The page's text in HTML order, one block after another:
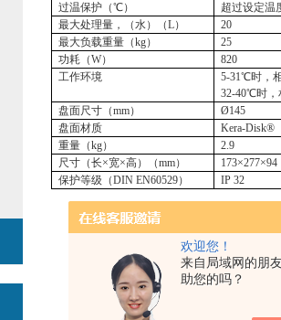
欢迎您！
来自局域网的朋
助您的吗？
过温保护（℃）
超过设定温
最大处理量，（水）（L）
20
最大负载重量（kg）
25
功耗（W）
820
工作环境
5-31℃时，
32-40℃时，
盘面尺寸（mm）
Ø145
盘面材质
Kera-Disk®
重量（kg）
2.9
尺寸（长×宽×高）（mm） 173×277×94
保护等级（DIN EN60529） IP 32